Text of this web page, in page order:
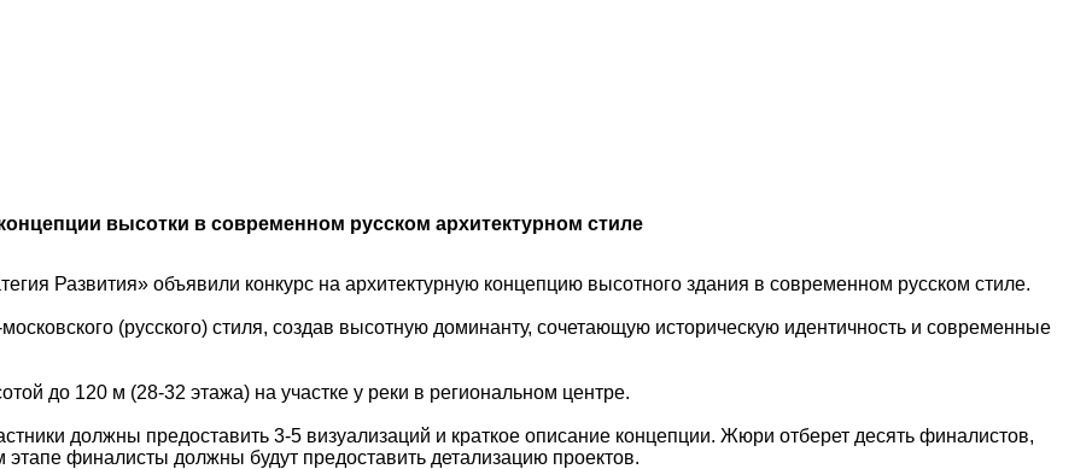
высотки в современном русском архитектурном стиле
Развития» объявили конкурс на архитектурную концепцию высотного здания в современном русском стиле.
(русского) стиля, создав высотную доминанту, сочетающую историческую идентичность и современные
до 120 м (28-32 этажа) на участке у реки в региональном центре.
должны предоставить 3-5 визуализаций и краткое описание концепции. Жюри отберет десять финалистов,
финалисты должны будут предоставить детализацию проектов.